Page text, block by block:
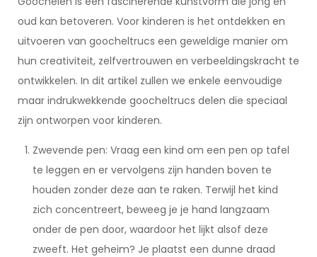
oud kan betoveren. Voor kinderen is het ontdekken en
uitvoeren van goocheltrucs een geweldige manier om
hun creativiteit, zelfvertrouwen en verbeeldingskracht te
ontwikkelen. In dit artikel zullen we enkele eenvoudige
maar indrukwekkende goocheltrucs delen die speciaal
zijn ontworpen voor kinderen.
Zwevende pen: Vraag een kind om een pen op tafel
te leggen en er vervolgens zijn handen boven te
houden zonder deze aan te raken. Terwijl het kind
zich concentreert, beweeg je je hand langzaam
onder de pen door, waardoor het lijkt alsof deze
zweeft. Het geheim? Je plaatst een dunne draad